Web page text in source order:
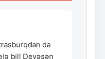
da
bil! Deyəsən